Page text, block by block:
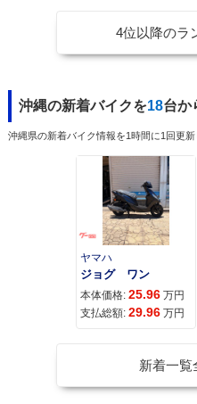
4位以降のラ
沖縄の新着バイクを18台か
沖縄県の新着バイク情報を1時間に1回更
ヤマハ
ジョグ ワン
本体価格: 25.96 万円
支払総額: 29.96 万円
新着一覧